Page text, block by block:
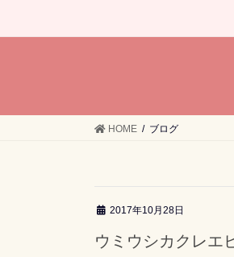
HOME ブログ
2017年10月28日
ウミウシカクレエ